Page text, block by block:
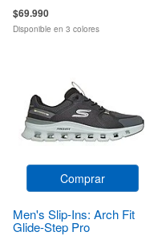
$69.990
Disponible en 3 colores
Comprar
Men's Slip-Ins: Arch Fit
Glide-Step Pro